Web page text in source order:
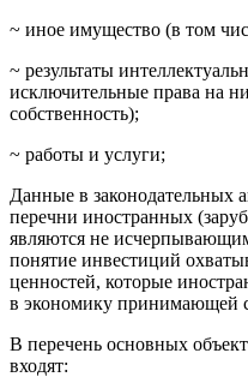
~ иное имущество (в том
~ результаты
исключительные права на
собственность);
~ работы и услуги;
Данные в законодательных
перечни иностранных
являются не
понятие инвестиций
ценностей, которые
в экономику принимающей
В перечень основных
входят: